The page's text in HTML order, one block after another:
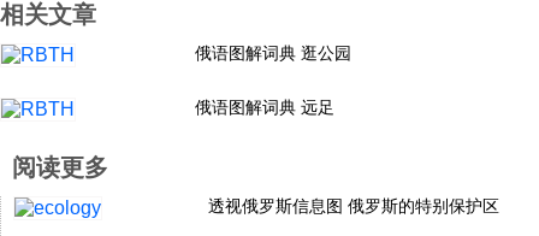
科技
文化
相关文章
俄语图解词典 逛公园
俄语图解词典 远足
阅读更多
透视俄罗斯信息图 俄罗斯的特别保护区